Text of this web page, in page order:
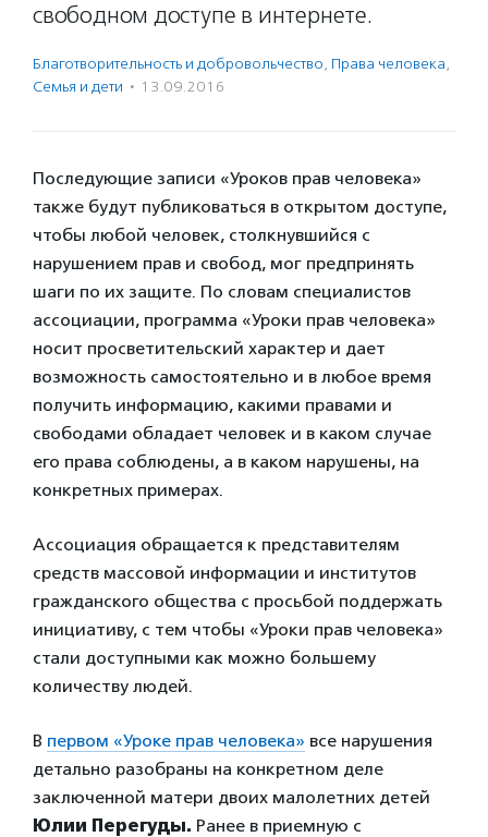
свободном доступе в интернете.
Благотвори­тель­ность и доброволь­чест­во, Права человека,
Семья и дети · 13.09.2016
Последующие записи «Уроков прав человека»
также будут публиковаться в открытом доступе,
чтобы любой человек, столкнувшийся с
нарушением прав и свобод, мог предпринять
шаги по их защите. По словам специалистов
ассоциации, программа «Уроки прав человека»
носит просветительский характер и дает
возможность самостоятельно и в любое время
получить информацию, какими правами и
свободами обладает человек и в каком случае
его права соблюдены, а в каком нарушены, на
конкретных примерах.
Ассоциация обращается к представителям
средств массовой информации и институтов
гражданского общества с просьбой поддержать
инициативу, с тем чтобы «Уроки прав человека»
стали доступными как можно большему
количеству людей.
В первом «Уроке прав человека» все нарушения
детально разобраны на конкретном деле
заключенной матери двоих малолетних детей
Юлии Перегуды. Ранее в приемную с